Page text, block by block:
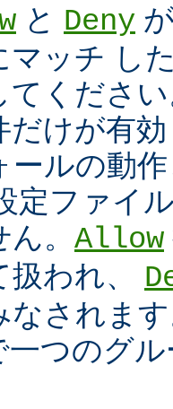
と Deny
マッチ し
てくださ
だけが有
ールの動
定ファイ
。 Allow
われ、
なされま
一つのグ